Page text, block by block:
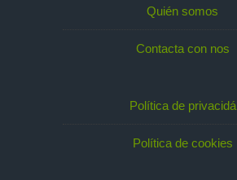
Quién somos
Contacta con nos
Política de privacidá
Política de cookies